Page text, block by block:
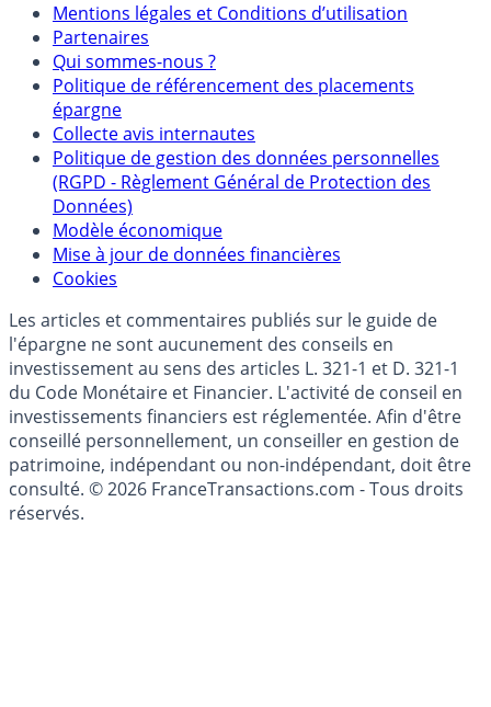
Mentions légales et Conditions d’utilisation
Partenaires
Qui sommes-nous ?
Politique de référencement des placements
épargne
Collecte avis internautes
Politique de gestion des données personnelles
(RGPD - Règlement Général de Protection des
Données)
Modèle économique
Mise à jour de données financières
Cookies
Les articles et commentaires publiés sur le guide de
l'épargne ne sont aucunement des conseils en
investissement au sens des articles L. 321-1 et D. 321-1
du Code Monétaire et Financier. L'activité de conseil en
investissements financiers est réglementée. Afin d'être
conseillé personnellement, un conseiller en gestion de
patrimoine, indépendant ou non-indépendant, doit être
consulté. © 2026 FranceTransactions.com - Tous droits
réservés.